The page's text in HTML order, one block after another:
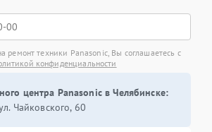
ремонт техники Panasonic, Вы соглашаетесь с
конфиденциальности
центра Panasonic в Челябинске:
Чайковского, 60